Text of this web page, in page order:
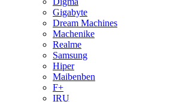
Gigabyte
Dream Machines
Machenike
Realme
Samsung
Hiper
Maibenben
F+
IRU